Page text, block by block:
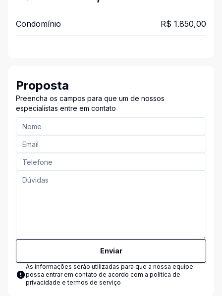
Condomínio R$ 1.850,00
Proposta
Preencha os campos para que um de nossos
especialistas entre em contato
Enviar
As informações serão utilizadas para que a nossa equipe
possa entrar em contato de acordo com a política de
privacidade e termos de serviço